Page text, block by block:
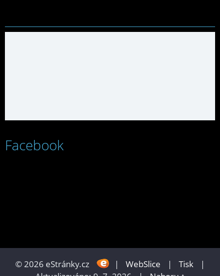
Facebook
© 2026 eStránky.cz | WebSlice | Tisk
|